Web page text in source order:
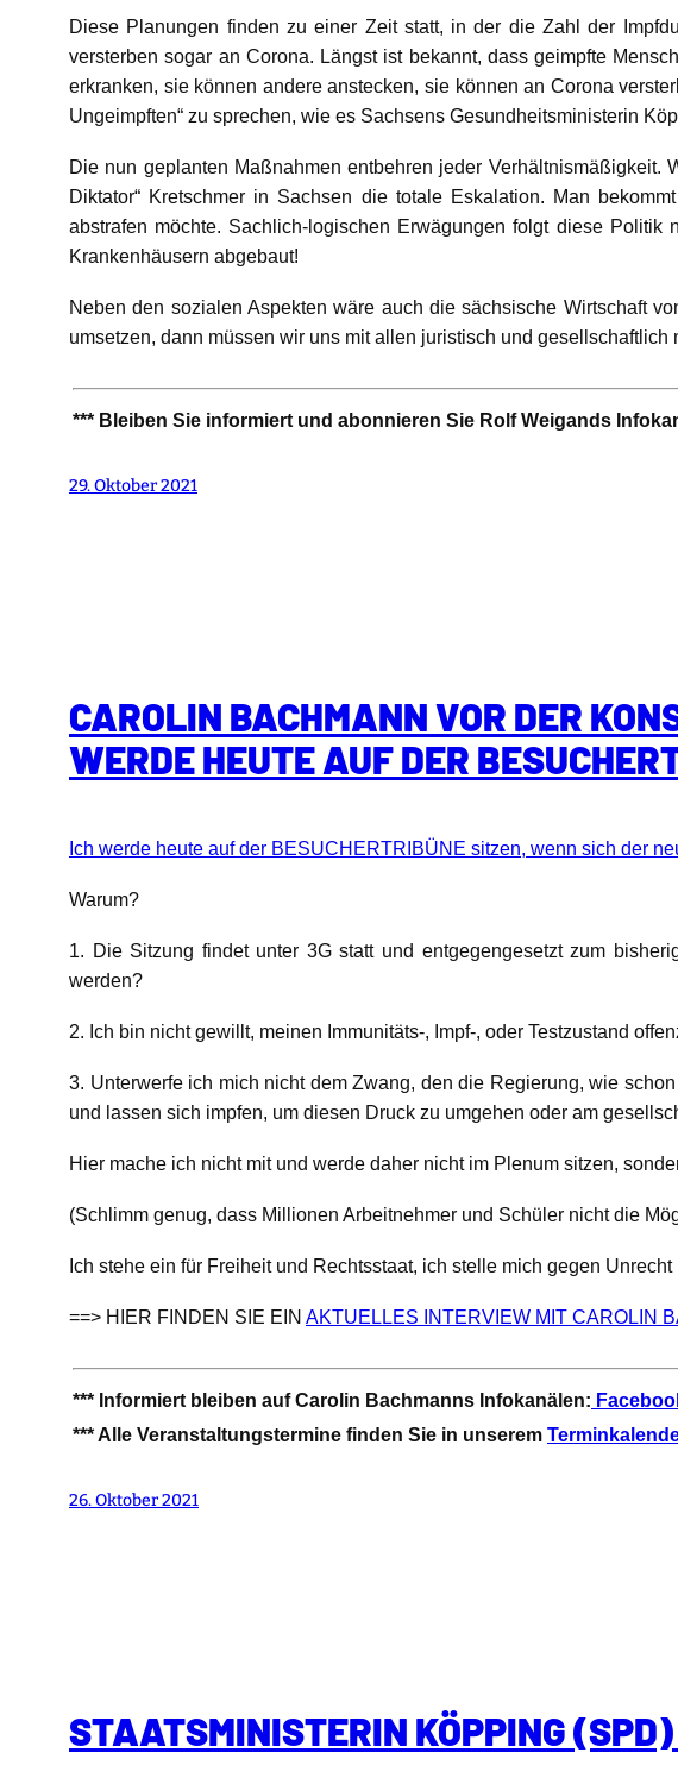
Diese Planungen finden zu einer Zeit statt, in der die Zahl der
versterben sogar an Corona. Längst ist bekannt, dass geimpfte
erkranken, sie können andere anstecken, sie können an Corona
Ungeimpften“ zu sprechen, wie es Sachsens Gesundheitsministerin
Die nun geplanten Maßnahmen entbehren jeder Verhältnismäßigkeit.
Diktator“ Kretschmer in Sachsen die totale Eskalation. Man
abstrafen möchte. Sachlich-logischen Erwägungen folgt diese
Krankenhäusern abgebaut!
Neben den sozialen Aspekten wäre auch die sächsische Wirtschaft
umsetzen, dann müssen wir uns mit allen juristisch und
*** Bleiben Sie informiert und abonnieren Sie Rolf Weigands
29. Oktober 2021
CAROLIN BACHMANN VOR DER
WERDE HEUTE AUF DER
Ich werde heute auf der BESUCHERTRIBÜNE sitzen, wenn sich der
Warum?
1. Die Sitzung findet unter 3G statt und entgegengesetzt zum
werden?
2. Ich bin nicht gewillt, meinen Immunitäts-, Impf-, oder Testzustand
3. Unterwerfe ich mich nicht dem Zwang, den die Regierung, wie
und lassen sich impfen, um diesen Druck zu umgehen oder am
Hier mache ich nicht mit und werde daher nicht im Plenum sitzen,
(Schlimm genug, dass Millionen Arbeitnehmer und Schüler nicht die
Ich stehe ein für Freiheit und Rechtsstaat, ich stelle mich gegen
==> HIER FINDEN SIE EIN AKTUELLES INTERVIEW MIT CAROLIN
*** Informiert bleiben auf Carolin Bachmanns Infokanälen:
*** Alle Veranstaltungstermine finden Sie in unserem
26. Oktober 2021
STAATSMINISTERIN KÖPPING